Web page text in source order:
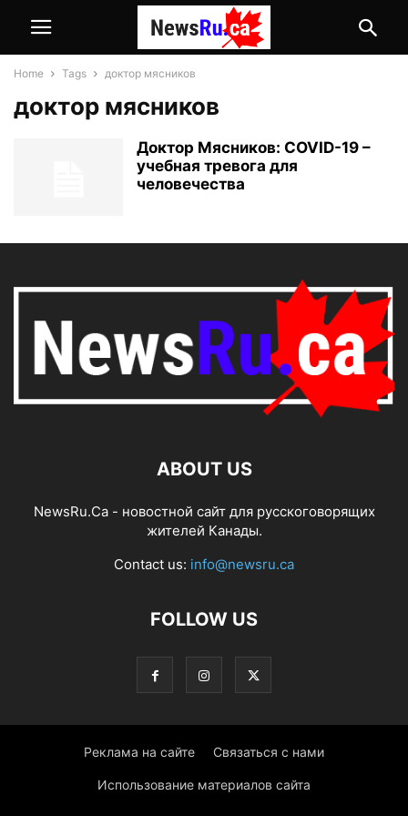
Home Tags доктор мясников
доктор мясников
Доктор Мясников: COVID-19 –
учебная тревога для
человечества
ABOUT US
NewsRu.Ca - новостной сайт для русскоговорящих
жителей Канады.
Contact us: info@newsru.ca
FOLLOW US
Реклама на сайте Связаться с нами
Использование материалов сайта